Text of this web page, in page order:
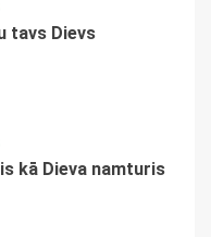
tavs Dievs
kā Dieva namturis